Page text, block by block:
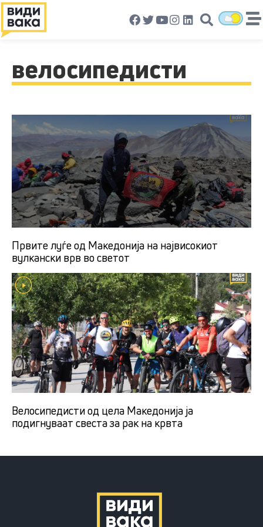
велосипедисти
Првите луѓе од Македонија на највисокиот
вулкански врв во светот
Велосипедисти од цела Македонија ја
подигнуваат свеста за рак на крвта